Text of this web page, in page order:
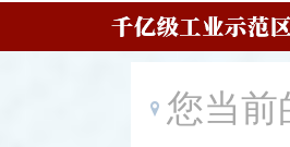
您当前